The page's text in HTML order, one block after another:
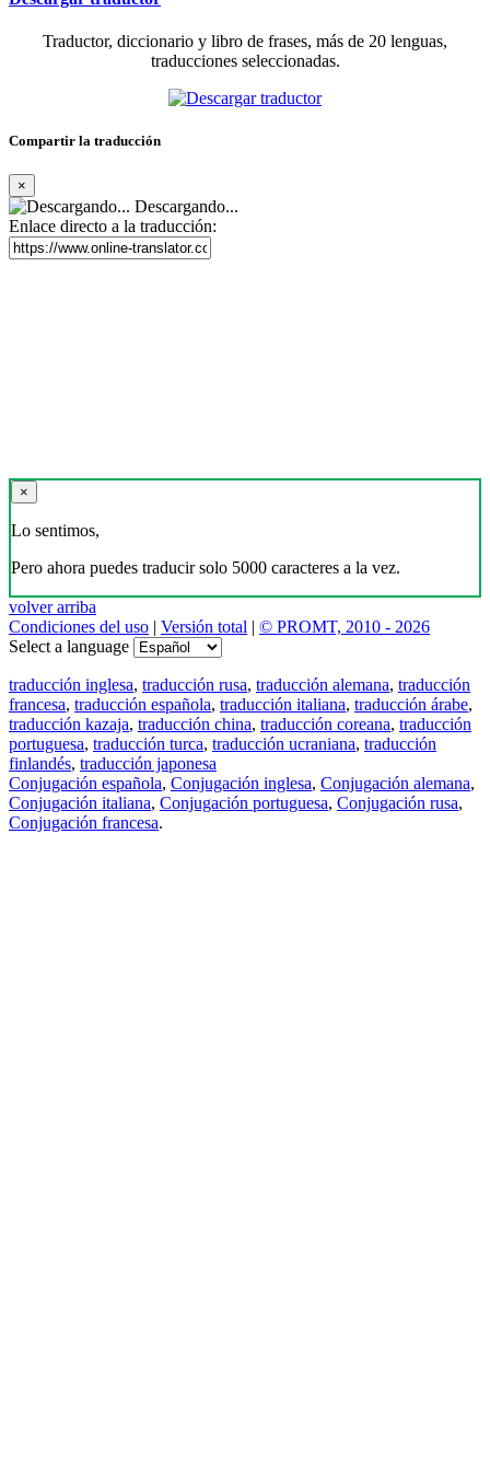
Traductor, diccionario y libro de frases, más de 20 lenguas,
traducciones seleccionadas.
Compartir la traducción
×
Descargando...
Enlace directo a la traducción:
×
Lo sentimos,
Pero ahora puedes traducir solo 5000 caracteres a la vez.
volver arriba
Condiciones del uso | Versión total | © PROMT, 2010 - 2026
Select a language
traducción inglesa, traducción rusa, traducción alemana, traducción
francesa, traducción española, traducción italiana, traducción árabe,
traducción kazaja, traducción china, traducción coreana, traducción
portuguesa, traducción turca, traducción ucraniana, traducción
finlandés, traducción japonesa
Conjugación española, Conjugación inglesa, Conjugación alemana,
Conjugación italiana, Conjugación portuguesa, Conjugación rusa,
Conjugación francesa.